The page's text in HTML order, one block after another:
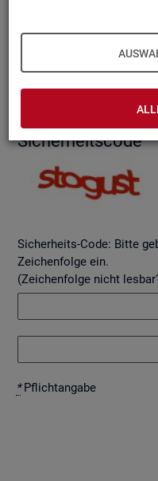
Si­cher­heits­code
Sicherheits-Code: Bitte
Zeichenfolge ein.
(Zeichenfolge nicht
*Pflicht­an­ga­be